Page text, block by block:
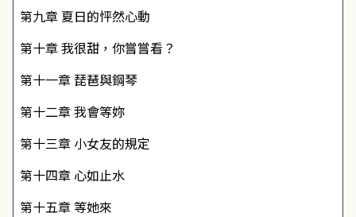
第九章 夏日的怦然心動
第十章我很甜，你嘗嘗看？
第十一章 琵琶與鋼琴
第十二章 我會等妳
第十三章 小女友的規定
第十四章 心如止水
第十五章 等她來